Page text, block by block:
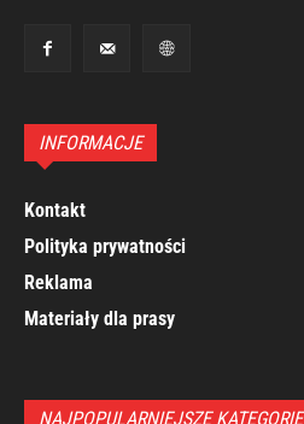
INFORMACJE
Kontakt
Polityka prywatności
Reklama
Materiały dla prasy
NAJPOPULARNIEJSZE KATEGORIE